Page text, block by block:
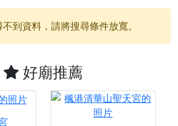
到資料，請將搜尋條件放寬。
好廟推薦